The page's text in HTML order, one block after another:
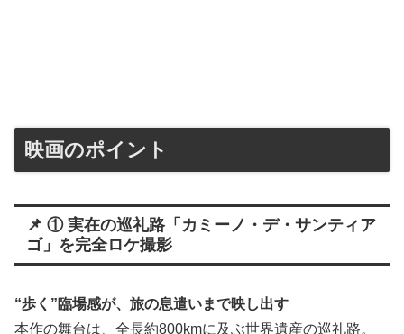
映画のポイント
📌 ① 実在の巡礼路「カミーノ・デ・サンティア
ゴ」を完全ロケ撮影
“歩く”臨場感が、旅の息遣いまで映し出す
本作の舞台は、全長約800kmに及ぶ世界遺産の巡礼路。